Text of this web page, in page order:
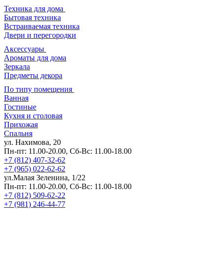
Техника для дома
Бытовая техника
Встраиваемая техника
Двери и перегородки
Аксессуары
Ароматы для дома
Зеркала
Предметы декора
По типу помещения
Ванная
Гостиные
Кухня и столовая
Прихожая
Спальня
ул. Нахимова, 20
Пн-пт: 11.00-20.00, Сб-Вс: 11.00-18.00
+7 (812) 407-32-62
+7 (965) 022-62-62
ул.Малая Зеленина, 1/22
Пн-пт: 11.00-20.00, Сб-Вс: 11.00-18.00
+7 (812) 509-62-22
+7 (981) 246-44-77